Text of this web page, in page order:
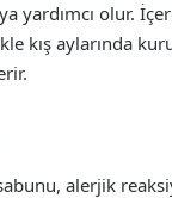
yardımcı olur.
kış aylarında
alerjik